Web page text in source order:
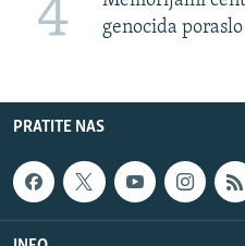
4
genocida
PRATITE NAS